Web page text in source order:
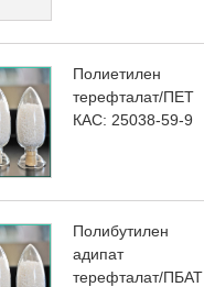
Полиетилен
терефталат/ПЕТ
КАС: 25038-59-9
Полибутилен
адипат
терефталат/ПБАТ